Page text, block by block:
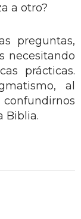
a otro?
preguntas,
necesitando
prácticas.
al
Biblia.